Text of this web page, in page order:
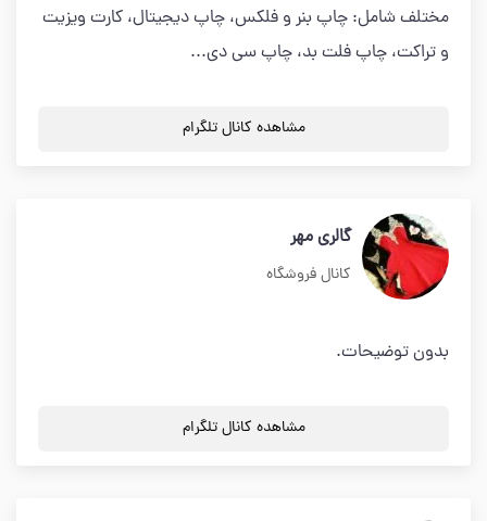
مختلف شامل: چاپ بنر و فلکس، چاپ دیجیتال، کارت ویزیت
و تراکت، چاپ فلت بد، چاپ سی دی...
مشاهده کانال تلگرام
گالرى مهر
کانال فروشگاه
بدون توضیحات.
مشاهده کانال تلگرام